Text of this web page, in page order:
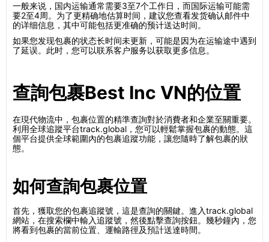
一般来说，国内运输通常需要3至7个工作日，而国际运输可能需
要2至4周。为了更精确地估算时间，建议您查看发货确认邮件中
的详细信息，其中可能包括更准确的预计送达时间。
如果您发现包裹的状态长时间未更新，可能是因为在运输途中遇到
了延误。此时，您可以联系客户服务以获取更多信息。
查詢包裹Best Inc VN的位置
在現代物流中，包裹位置的精準查詢對於消費者和企業至關重要。
利用全球追蹤平台track.global，您可以輕鬆掌握包裹的動態。這
個平台提供全球範圍內的包裹追蹤功能，讓您隨時了解包裹的狀
態。
如何查詢包裹位置
首先，獲取您的包裹追蹤號，這是查詢的關鍵。進入track.global
網站，在搜索欄中輸入追蹤號，然後點擊查詢按鈕。幾秒鐘內，您
將看到包裹的當前位置、運輸路徑及預計送達時間。